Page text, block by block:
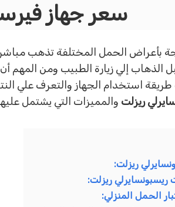
سعر جهاز
بأعراض الحمل المختلفة تذهب
الذهاب إلي زيارة الطبيب ومن
استخدام الجهاز والتعرف علي
ريزلت والمميزات التي يشتمل
ريزلت:
ريزلت:
الحمل المنزلي: